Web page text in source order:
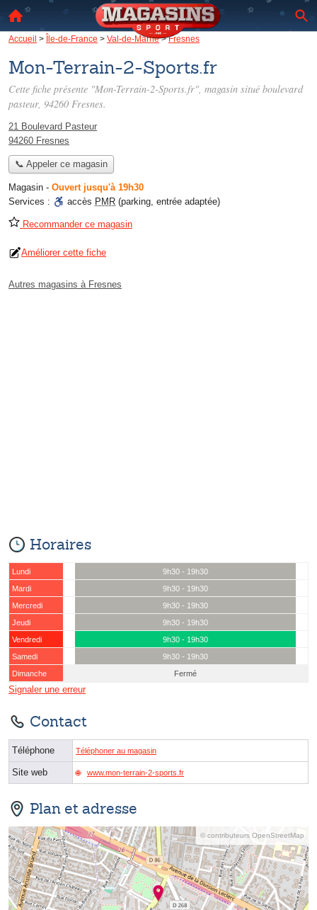
Accueil > Île-de-France > Val-de-Marne>Fresnes
Mon-Terrain-2-Sports.fr
Cette fiche présente "Mon-Terrain-2-Sports.fr", magasin situé boulevard
pasteur, 94260 Fresnes.
21 Boulevard Pasteur
94260 Fresnes
📞 Appeler ce magasin
Magasin - Ouvert jusqu'à 19h30
Services :
accès PMR (parking, entrée adaptée)
Recommander ce magasin
Améliorer cette fiche
Autres magasins à Fresnes
Horaires
Lundi
9h30 - 19h30
Mardi
9h30 - 19h30
Mercredi
9h30 - 19h30
Jeudi
9h30 - 19h30
Vendredi
9h30 - 19h30
Samedi
9h30 - 19h30
Dimanche
Fermé
Signaler une erreur
Contact
Téléphone Téléphoner au magasin
Site web www.mon-terrain-2-sports.fr
Plan et adresse
© contributeurs OpenStreetMap